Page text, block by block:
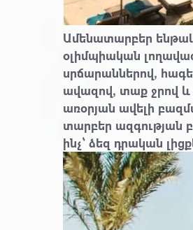
Ամենատարբեր
օլիմպիական
սրճարաններով,
ավազով, տաք ջրով և
առօրյան ավելի
տարբեր ազգության
ինչ՝ ձեզ դրական